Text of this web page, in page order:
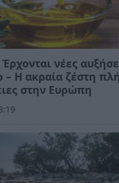
νέες
– Η ακραία ζέστη
στην Ευρώπη